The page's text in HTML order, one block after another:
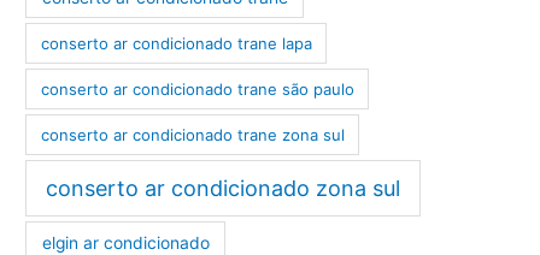
conserto ar condicionado trane lapa
conserto ar condicionado trane são paulo
conserto ar condicionado trane zona sul
conserto ar condicionado zona sul
elgin ar condicionado